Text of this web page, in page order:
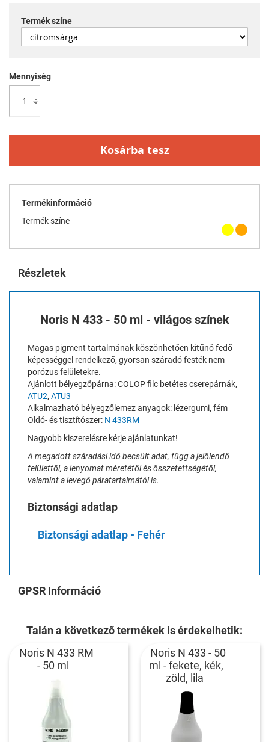
Termék színe
Mennyiség
Kosárba tesz
Termékinformáció
Termék színe
Részletek
Noris N 433 - 50 ml - világos színek
Magas pigment tartalmának köszönhetően kitűnő fedő
képességgel rendelkező, gyorsan száradó festék nem
porózus felületekre.
Ajánlott bélyegzőpárna: COLOP filc betétes cserepárnák,
ATU2, ATU3
Alkalmazható bélyegzőlemez anyagok: lézergumi, fém
Oldó- és tisztítószer: N 433RM
Nagyobb kiszerelésre kérje ajánlatunkat!
A megadott száradási idő becsült adat, függ a jelölendő
felülettől, a lenyomat méretétől és összetettségétől,
valamint a levegő páratartalmától is.
Biztonsági adatlap
Biztonsági adatlap - Fehér
GPSR Információ
Talán a következő termékek is érdekelhetik:
Noris N 433 RM
- 50 ml
Noris N 433 - 50
ml - fekete, kék,
zöld, lila